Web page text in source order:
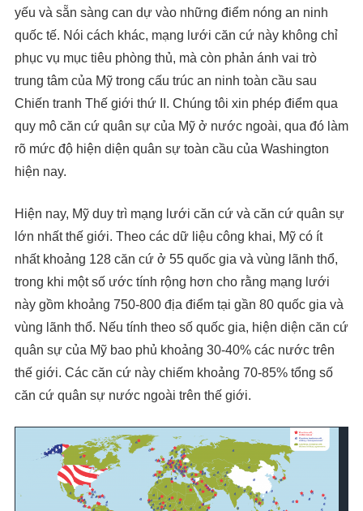
yếu và sẵn sàng can dự vào những điểm nóng an ninh
quốc tế. Nói cách khác, mạng lưới căn cứ này không chỉ
phục vụ mục tiêu phòng thủ, mà còn phản ánh vai trò
trung tâm của Mỹ trong cấu trúc an ninh toàn cầu sau
Chiến tranh Thế giới thứ II. Chúng tôi xin phép điểm qua
quy mô căn cứ quân sự của Mỹ ở nước ngoài, qua đó làm
rõ mức độ hiện diện quân sự toàn cầu của Washington
hiện nay.
Hiện nay, Mỹ duy trì mạng lưới căn cứ và căn cứ quân sự
lớn nhất thế giới. Theo các dữ liệu công khai, Mỹ có ít
nhất khoảng 128 căn cứ ở 55 quốc gia và vùng lãnh thổ,
trong khi một số ước tính rộng hơn cho rằng mạng lưới
này gồm khoảng 750-800 địa điểm tại gần 80 quốc gia và
vùng lãnh thổ. Nếu tính theo số quốc gia, hiện diện căn cứ
quân sự của Mỹ bao phủ khoảng 30-40% các nước trên
thế giới. Các căn cứ này chiếm khoảng 70-85% tổng số
căn cứ quân sự nước ngoài trên thế giới.